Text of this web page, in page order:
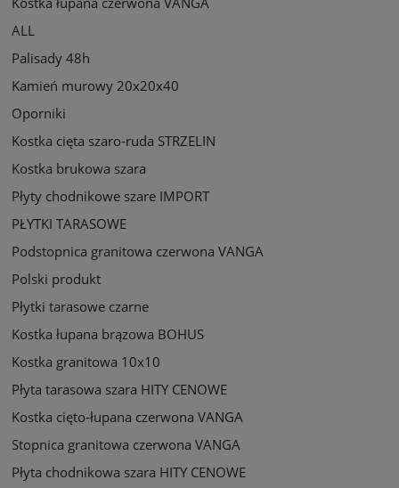
ALL
Palisady 48h
Kamień murowy 20x20x40
Oporniki
Kostka cięta szaro-ruda STRZELIN
Kostka brukowa szara
Płyty chodnikowe szare IMPORT
PŁYTKI TARASOWE
Podstopnica granitowa czerwona VANGA
Polski produkt
Płytki tarasowe czarne
Kostka łupana brązowa BOHUS
Kostka granitowa 10x10
Płyta tarasowa szara HITY CENOWE
Kostka cięto-łupana czerwona VANGA
Stopnica granitowa czerwona VANGA
Płyta chodnikowa szara HITY CENOWE